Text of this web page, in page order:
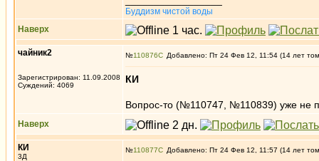
Буддизм чистой воды
Наверх
чайник2
Зарегистрирован: 11.09.2008
Суждений: 4069
№110876 Добавлено: Пт 24 Фев 12, 11:54 (14 лет
КИ
Вопрос-то (№110747, №110839) уже не
Наверх
КИ
3Д
№110877 Добавлено: Пт 24 Фев 12, 11:57 (14 лет